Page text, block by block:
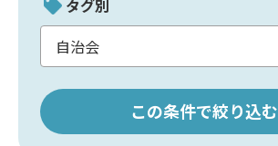
タグ別
この条件で絞り込む